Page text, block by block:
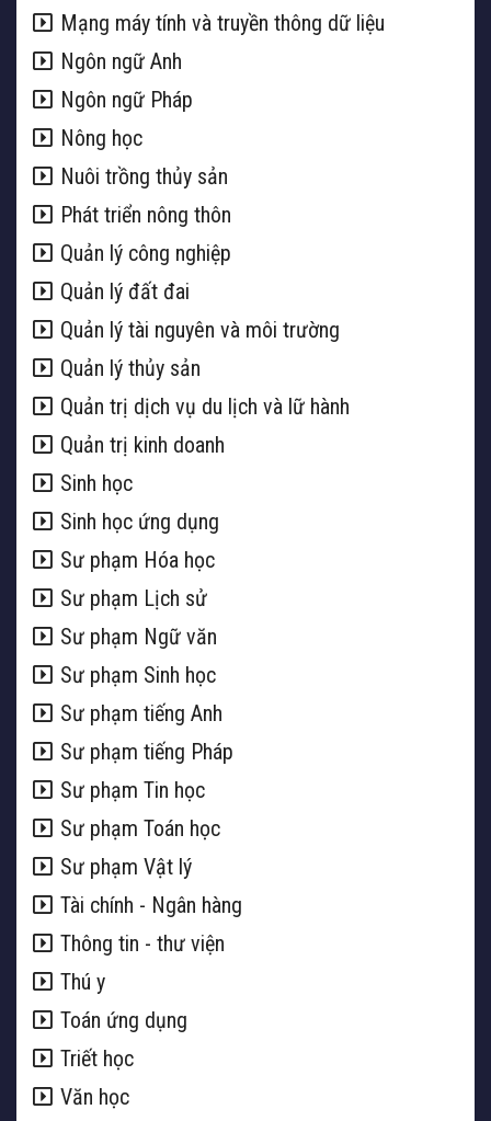
Mạng máy tính và truyền thông dữ liệu
Ngôn ngữ Anh
Ngôn ngữ Pháp
Nông học
Nuôi trồng thủy sản
Phát triển nông thôn
Quản lý công nghiệp
Quản lý đất đai
Quản lý tài nguyên và môi trường
Quản lý thủy sản
Quản trị dịch vụ du lịch và lữ hành
Quản trị kinh doanh
Sinh học
Sinh học ứng dụng
Sư phạm Hóa học
Sư phạm Lịch sử
Sư phạm Ngữ văn
Sư phạm Sinh học
Sư phạm tiếng Anh
Sư phạm tiếng Pháp
Sư phạm Tin học
Sư phạm Toán học
Sư phạm Vật lý
Tài chính - Ngân hàng
Thông tin - thư viện
Thú y
Toán ứng dụng
Triết học
Văn học